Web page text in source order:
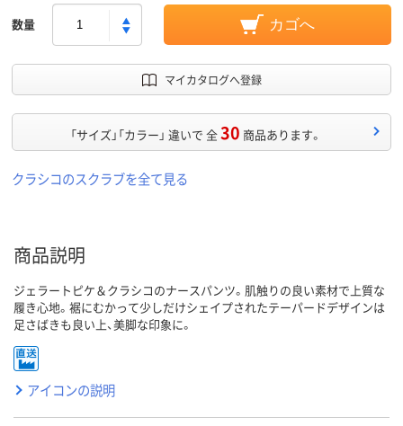
数量 カゴへ
マイカタログへ登録
「サイズ」「カラー」 違いで 全30 商品あります。
クラシコのスクラブを全て見る
商品説明
ジェラートピケ＆クラシコのナースパンツ。肌触りの良い素材で上質な
履き心地。裾にむかって少しだけシェイプされたテーパードデザインは
足さばきも良い上、美脚な印象に。
アイコンの説明